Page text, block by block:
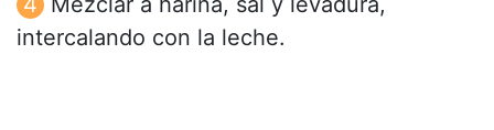
intercalando con la leche.